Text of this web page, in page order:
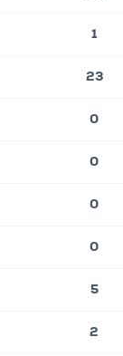
1
23
0
0
0
0
5
2